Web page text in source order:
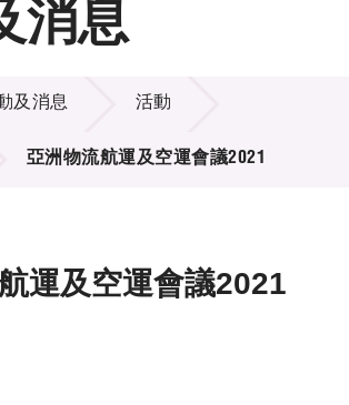
計劃
消息
及消息 活動
亞洲物流航運及空運會議2021
運及空運會議2021